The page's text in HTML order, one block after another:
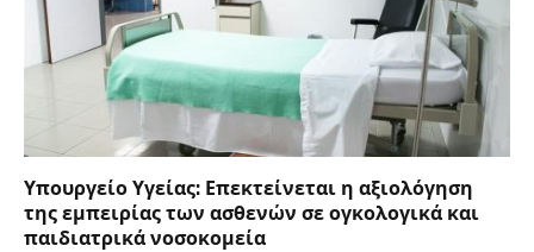
Υπουργείο Υγείας: Επεκτείνεται η αξιολόγηση
της εμπειρίας των ασθενών σε ογκολογικά και
παιδιατρικά νοσοκομεία